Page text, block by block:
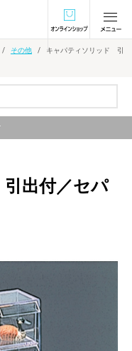
オンラインショ
その他
キャパティソリッド 引
出付／セパ
ベスト